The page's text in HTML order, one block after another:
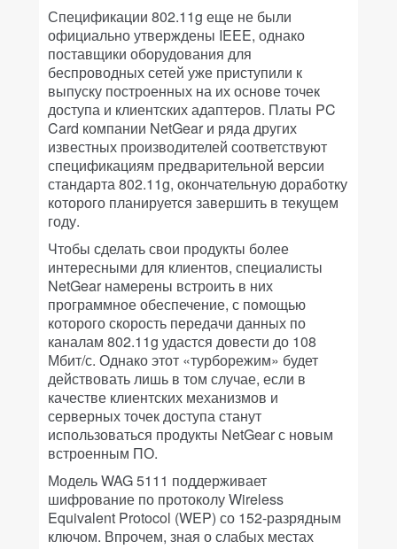
Спецификации 802.11g еще не были
официально утверждены IEEE, однако
поставщики оборудования для
беспроводных сетей уже приступили к
выпуску построенных на их основе точек
доступа и клиентских адаптеров. Платы PC
Card компании NetGear и ряда других
известных производителей соответствуют
спецификациям предварительной версии
стандарта 802.11g, окончательную доработку
которого планируется завершить в текущем
году.
Чтобы сделать свои продукты более
интересными для клиентов, специалисты
NetGear намерены встроить в них
программное обеспечение, с помощью
которого скорость передачи данных по
каналам 802.11g удастся довести до 108
Мбит/с. Однако этот «турборежим» будет
действовать лишь в том случае, если в
качестве клиентских механизмов и
серверных точек доступа станут
использоваться продукты NetGear с новым
встроенным ПО.
Модель WAG 5111 поддерживает
шифрование по протоколу Wireless
Equivalent Protocol (WEP) со 152-разрядным
ключом. Впрочем, зная о слабых местах